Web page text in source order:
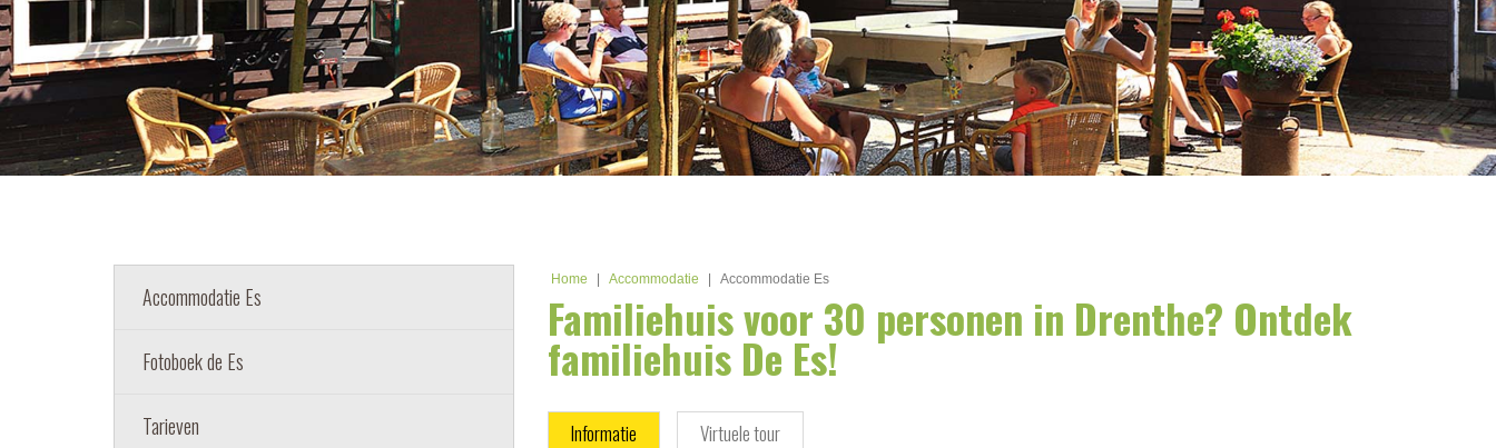
Home Accommodatie Accommodatie Es
Familiehuis voor 30 personen in Drenthe? Ontdek
familiehuis De Es!
Informatie Virtuele tour
Accommodatie Es
Fotoboek de Es
Tarieven